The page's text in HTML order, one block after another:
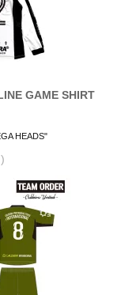
GAME SHIRT
HEADS"